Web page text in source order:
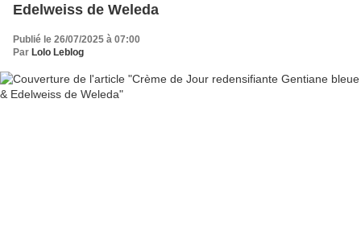
Edelweiss de Weleda
Publié le 26/07/2025 à 07:00
Par Lolo Leblog